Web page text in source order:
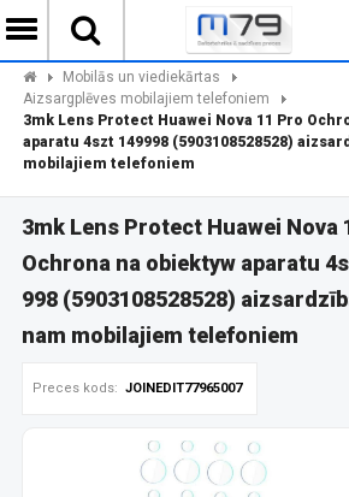
Mobilās un viediekārtas
Aizsargplēves mobilajiem telefoniem
3mk Lens Protect Huawei Nova 11 Pro
aparatu 4szt 149998 (5903108528528)
mobilajiem telefoniem
3mk Lens Protect Huawei Nova
Ochrona na obiektyw aparatu
998 (5903108528528)
nam mobilajiem telefoniem
Preces kods: JOINEDIT77965007